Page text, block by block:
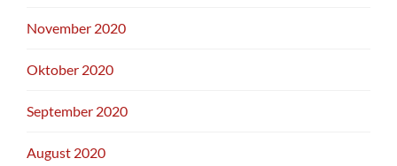
November 2020
Oktober 2020
September 2020
August 2020